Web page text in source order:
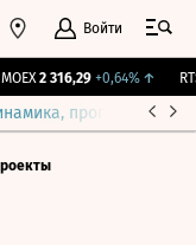
Войти
IMOEX 2 316,29 +0,64%↑
прогнозы